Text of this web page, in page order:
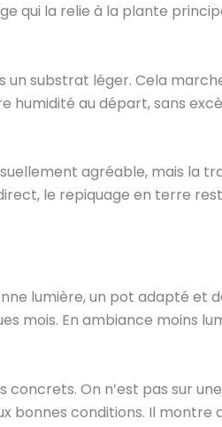
qui la relie à la plante
substrat léger. Cela
au départ, sans
agréable, mais la
le repiquage en terre
lumière, un pot adapté et
mois. En ambiance moins
concrets. On n’est pas sur
bonnes conditions. Il montre